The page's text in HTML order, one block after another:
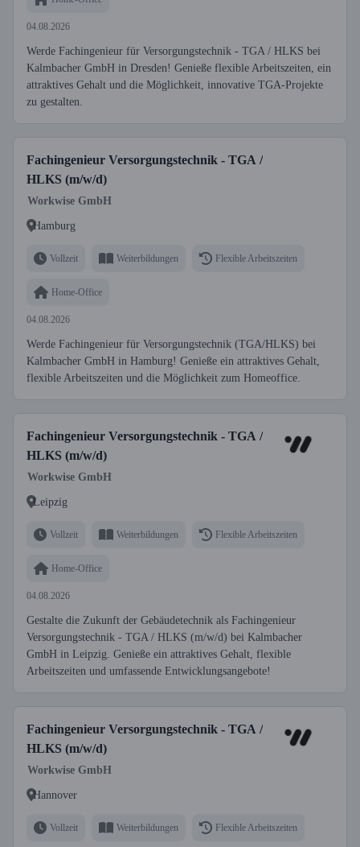
04.08.2026
Werde Fachingenieur für Versorgungstechnik - TGA / HLKS bei
Kalmbacher GmbH in Dresden! Genieße flexible Arbeitszeiten, ein
attraktives Gehalt und die Möglichkeit, innovative TGA-Projekte
zu gestalten.
Fachingenieur Versorgungstechnik - TGA /
HLKS (m/w/d)
Workwise GmbH
Hamburg
Vollzeit Weiterbildungen Flexible Arbeitszeiten
Home-Office
04.08.2026
Werde Fachingenieur für Versorgungstechnik (TGA/HLKS) bei
Kalmbacher GmbH in Hamburg! Genieße ein attraktives Gehalt,
flexible Arbeitszeiten und die Möglichkeit zum Homeoffice.
Fachingenieur Versorgungstechnik - TGA /
HLKS (m/w/d)
Workwise GmbH
Leipzig
Vollzeit Weiterbildungen Flexible Arbeitszeiten
Home-Office
04.08.2026
Gestalte die Zukunft der Gebäudetechnik als Fachingenieur
Versorgungstechnik - TGA / HLKS (m/w/d) bei Kalmbacher
GmbH in Leipzig. Genieße ein attraktives Gehalt, flexible
Arbeitszeiten und umfassende Entwicklungsangebote!
Fachingenieur Versorgungstechnik - TGA /
HLKS (m/w/d)
Workwise GmbH
Hannover
Vollzeit Weiterbildungen Flexible Arbeitszeiten